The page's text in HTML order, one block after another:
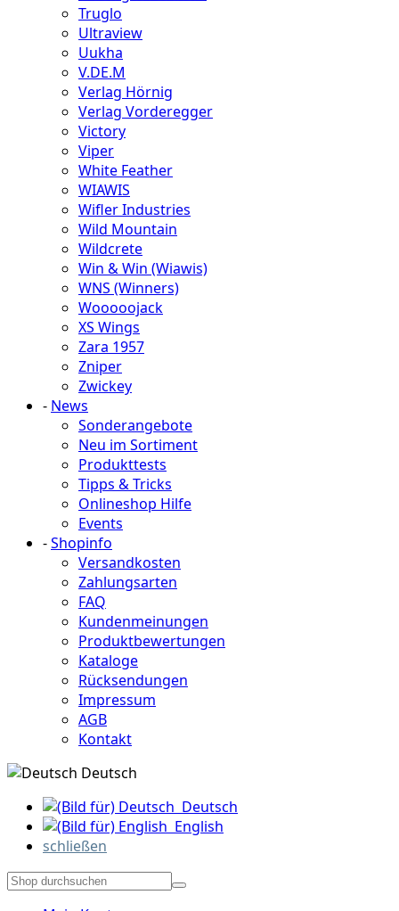
Truglo
Ultraview
Uukha
V.DE.M
Verlag Hörnig
Verlag Vorderegger
Victory
Viper
White Feather
WIAWIS
Wifler Industries
Wild Mountain
Wildcrete
Win & Win (Wiawis)
WNS (Winners)
Wooooojack
XS Wings
Zara 1957
Zniper
Zwickey
- News
Sonderangebote
Neu im Sortiment
Produkttests
Tipps & Tricks
Onlineshop Hilfe
Events
-Shopinfo
Versandkosten
Zahlungsarten
FAQ
Kundenmeinungen
Produktbewertungen
Kataloge
Rücksendungen
Impressum
AGB
Kontakt
Deutsch
Deutsch
English
schließen